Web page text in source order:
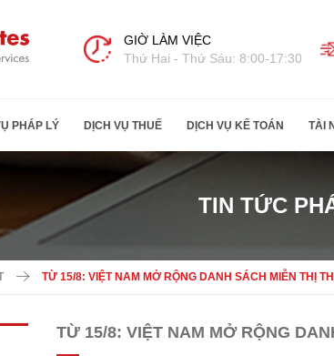
GIỜ LÀM VIỆC
Thứ Hai - Thứ Sáu: 8:00-17:30
PHÁP LÝ DỊCH VỤ THUẾ DỊCH VỤ KẾ TOÁN TÀI
TIN TỨC
TỪ 15/8: VIỆT NAM MỞ RỘNG DANH SÁCH MIỄN THỊ
TỪ 15/8: VIỆT NAM MỞ RỘNG